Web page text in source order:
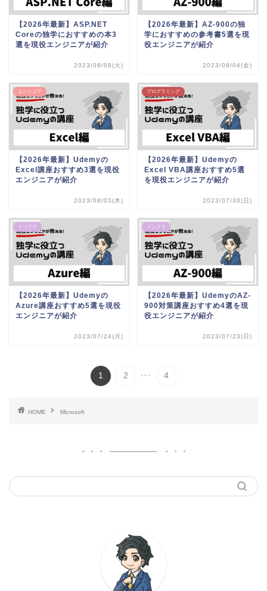
【2026年最新】ASP.NET
Coreの独学におすすめの本3
選を現役エンジニアが紹介
2023/08/08(火)
【2026年最新】AZ-900の独
学におすすめの参考書5選を現
役エンジニアが紹介
2023/08/04(金)
エンジニア
【2026年最新】Udemyの
Excel講座おすすめ3選を現役
エンジニアが紹介
2023/08/03(木)
プログラミング
【2026年最新】Udemyの
Excel VBA講座おすすめ5選
を現役エンジニアが紹介
2023/07/30(日)
インフラ
【2026年最新】Udemyの
Azure講座おすすめ5選を現役
エンジニアが紹介
2023/07/24(月)
インフラ
【2026年最新】UdemyのAZ-
900対策講座おすすめ4選を現
役エンジニアが紹介
2023/07/23(日)
1 2 ... 4
HOME Microsoft